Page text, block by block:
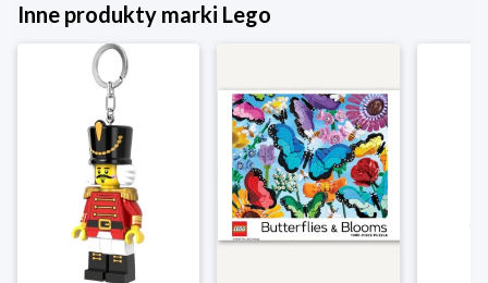
Inne produkty marki Lego